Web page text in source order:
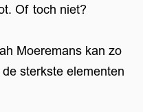
Of toch niet?
Moeremans kan zo
sterkste elementen